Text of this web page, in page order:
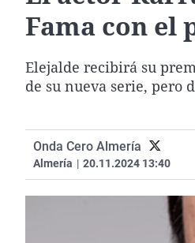
Fama con
Elejalde recibirá su
de su nueva serie, pero
Onda Cero Almería
Almería | 20.11.2024 13:40